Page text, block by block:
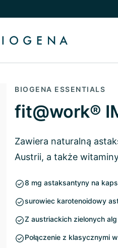
BIOGENA ESSENTIALS
fit@work®
Zawiera naturalną
Austrii, a także
8 mg astaksantyny na
surowiec karotenoidowy
Z austriackich zielonych alg
Połączenie z klasycznymi